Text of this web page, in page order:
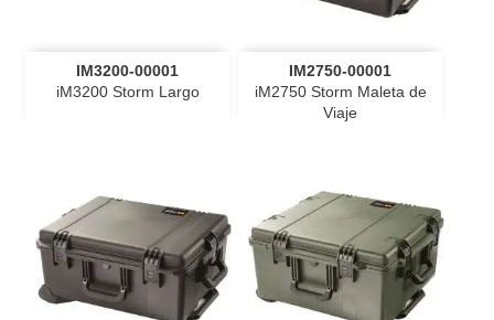
IM3200-00001
iM3200 Storm Largo
IM2750-00001
iM2750 Storm Maleta de
Viaje